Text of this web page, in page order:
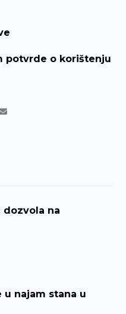
potvrde o korištenju
dozvola na
u najam stana u